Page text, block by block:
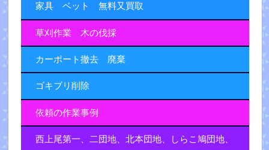
家具 ベット 無料又買取
草刈作業 木の伐採
カーポート撤去 廃棄
ゴキブリ削除
依頼の作業事例
西上尾第一、二団地、北本団地、しらこ鳩団地、